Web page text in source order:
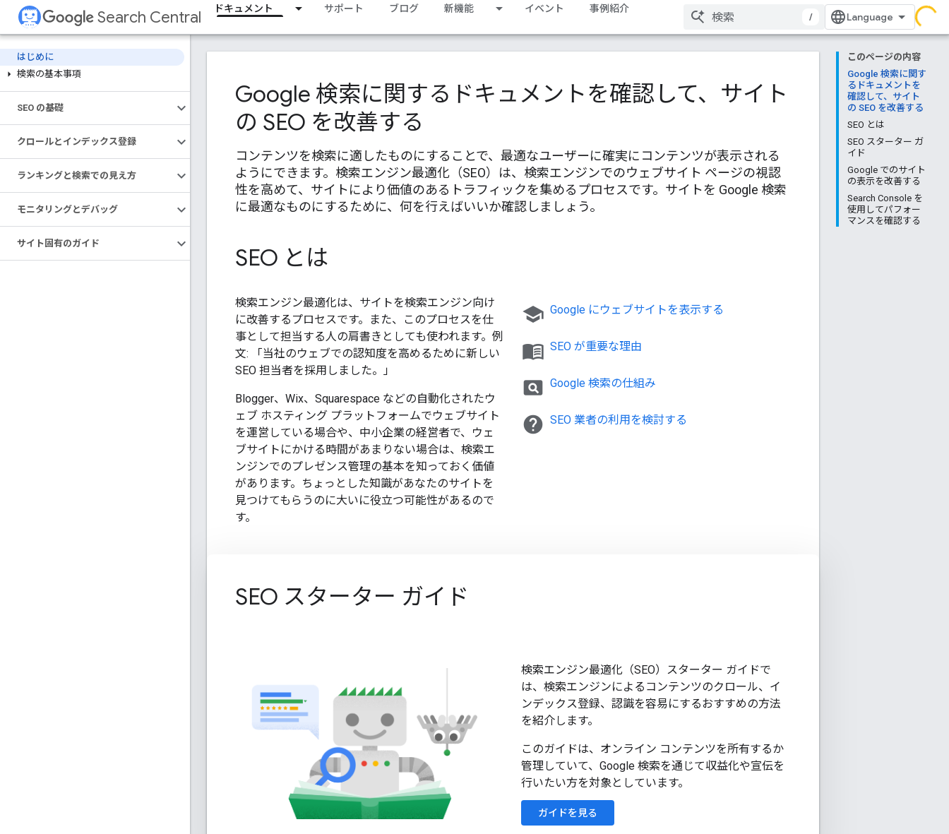
Search Central ドキュメント サポート ブログ 新機能 イベント 事例紹介
/
はじめに
検索の基本事項
SEO の基礎
クロールとインデックス登録
ランキングと検索での見え方
モニタリングとデバッグ
サイト固有のガイド
このページの内容
Google 検索に関す
るドキュメントを
確認して、サイト
の SEO を改善する
SEO とは
SEO スターター ガ
イド
Google でのサイト
の表示を改善する
Search Console を
使用してパフォー
マンスを確認する
Google 検索に関するドキュメントを確認して、サイト
の SEO を改善する
コンテンツを検索に適したものにすることで、最適なユーザーに確実にコンテンツが表示される
ようにできます。検索エンジン最適化（SEO）は、検索エンジンでのウェブサイト ページの視認
性を高めて、サイトにより価値のあるトラフィックを集めるプロセスです。サイトを Google 検索
に最適なものにするために、何を行えばいいか確認しましょう。
SEO とは
検索エンジン最適化は、サイトを検索エンジン向け
に改善するプロセスです。また、このプロセスを仕
事として担当する人の肩書きとしても使われます。例
文: 「当社のウェブでの認知度を高めるために新しい
SEO 担当者を採用しました。」
Blogger、Wix、Squarespace などの自動化されたウ
ェブ ホスティング プラットフォームでウェブサイト
を運営している場合や、中小企業の経営者で、ウェ
ブサイトにかける時間があまりない場合は、検索エ
ンジンでのプレゼンス管理の基本を知っておく価値
があります。ちょっとした知識があなたのサイトを
見つけてもらうのに大いに役立つ可能性があるので
す。
school Google にウェブサイトを表示する
menu_book SEO が重要な理由
pageview Google 検索の仕組み
help SEO 業者の利用を検討する
SEO スターター ガイド
検索エンジン最適化（SEO）スターター ガイドで
は、検索エンジンによるコンテンツのクロール、イ
ンデックス登録、認識を容易にするおすすめの方法
を紹介します。
このガイドは、オンライン コンテンツを所有するか
管理していて、Google 検索を通じて収益化や宣伝を
行いたい方を対象としています。
ガイドを見る